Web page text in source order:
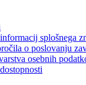
splošnega
o poslovanju
osebnih